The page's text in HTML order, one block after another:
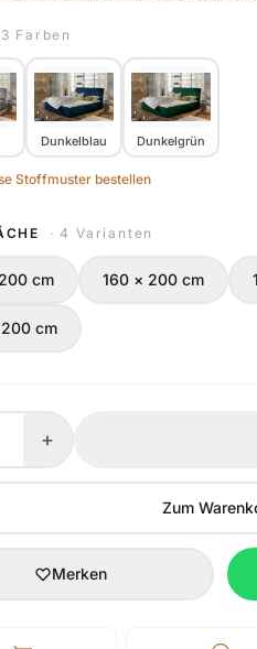
3 Farben
Dunkelblau Dunkelgrün
Stoffmuster bestellen
· 4 Varianten
cm 160 × 200 cm
cm
+
Zum
Merken